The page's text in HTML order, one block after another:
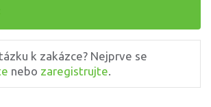
k zakázce? Nejprve se
nebo zaregistrujte.